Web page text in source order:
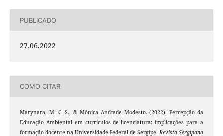
PUBLICADO
27.06.2022
COMO CITAR
Marynara, M. C. S., & Mônica Andrade Modesto. (2022). Percepção da
Educação Ambiental em currículos de licenciatura: implicações para a
formação docente na Universidade Federal de Sergipe. Revista Sergipana